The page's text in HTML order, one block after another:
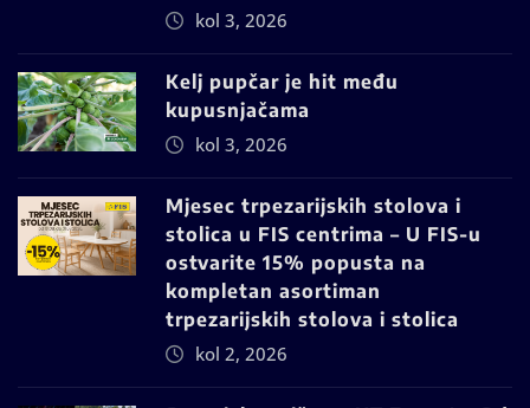
kol 3, 2026
Kelj pupčar je hit među
kupusnjačama
kol 3, 2026
Mjesec trpezarijskih stolova i
stolica u FIS centrima – U FIS-u
ostvarite 15% popusta na
kompletan asortiman
trpezarijskih stolova i stolica
kol 2, 2026